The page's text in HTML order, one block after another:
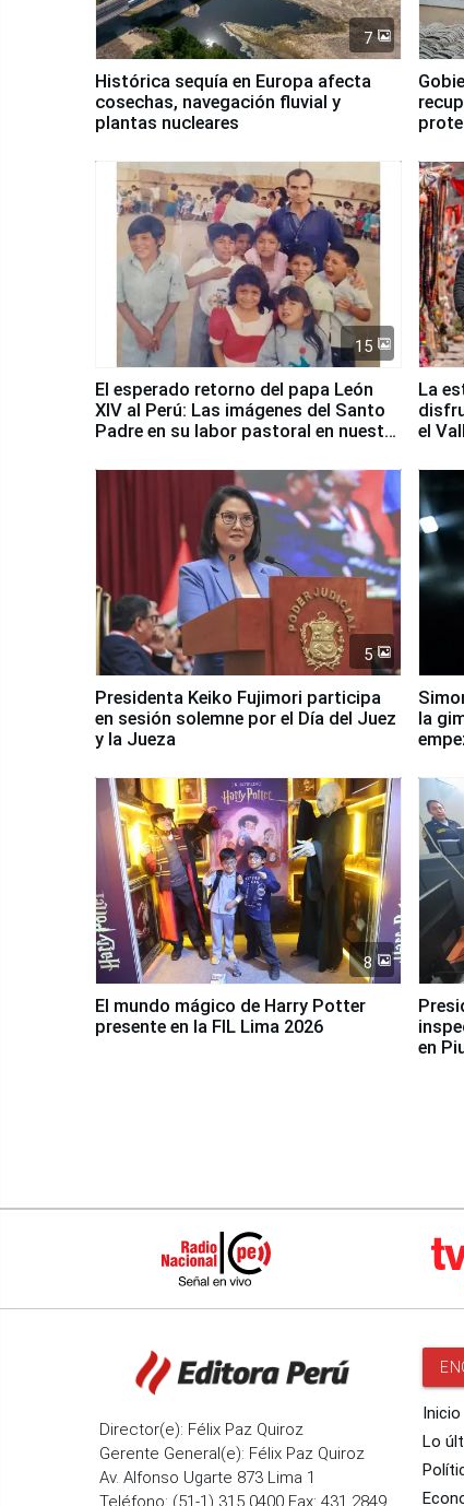
7
Histórica sequía en Europa afecta
cosechas, navegación fluvial y
plantas nucleares
15
El esperado retorno del papa León
XIV al Perú: Las imágenes del Santo
Padre en su labor pastoral en nuestro
La
el
5
Presidenta Keiko Fujimori participa
en sesión solemne por el Día del Juez
y la Jueza
la
8
El mundo mágico de Harry Potter
presente en la FIL Lima 2026
Presidenta
en
Director(e): Félix Paz Quiroz
Gerente General(e): Félix Paz Quiroz
Av. Alfonso Ugarte 873 Lima 1
Inicio
Lo